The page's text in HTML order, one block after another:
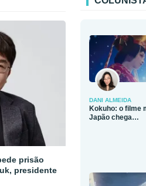
prisão
presidente
DANI ALMEIDA
Kokuho: o filme
Japão chega…